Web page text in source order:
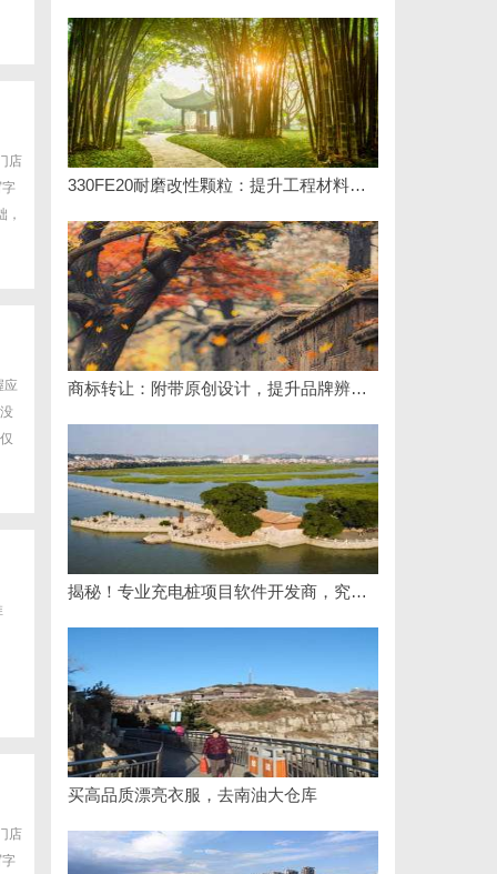
店
，
应
店
330FE20耐磨改性颗粒：提升工程材料性能的秘密武器
商标转让：附带原创设计，提升品牌辨识度
揭秘！专业充电桩项目软件开发商，究竟藏着哪些行业秘诀？
买高品质漂亮衣服，去南油大仓库